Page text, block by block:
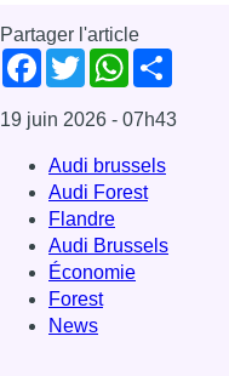
Partager l'article
Facebook
TwitterWhatsApp
19 juin 2026 - 07h43
Audi brussels
Audi Forest
Flandre
Audi Brussels
Économie
Forest
News